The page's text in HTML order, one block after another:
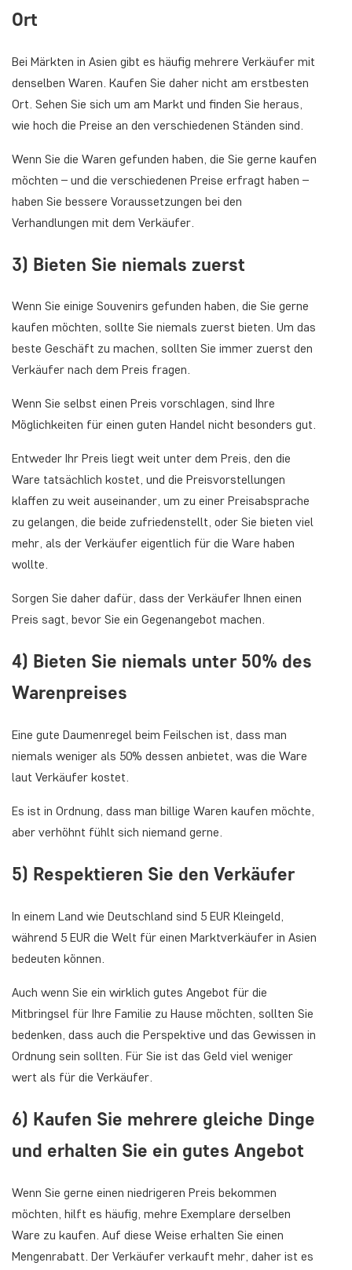
Ort
Bei Märkten in Asien gibt es häufig mehrere Verkäufer mit
denselben Waren. Kaufen Sie daher nicht am erstbesten
Ort. Sehen Sie sich um am Markt und finden Sie heraus,
wie hoch die Preise an den verschiedenen Ständen sind.
Wenn Sie die Waren gefunden haben, die Sie gerne kaufen
möchten – und die verschiedenen Preise erfragt haben –
haben Sie bessere Voraussetzungen bei den
Verhandlungen mit dem Verkäufer.
3) Bieten Sie niemals zuerst
Wenn Sie einige Souvenirs gefunden haben, die Sie gerne
kaufen möchten, sollte Sie niemals zuerst bieten. Um das
beste Geschäft zu machen, sollten Sie immer zuerst den
Verkäufer nach dem Preis fragen.
Wenn Sie selbst einen Preis vorschlagen, sind Ihre
Möglichkeiten für einen guten Handel nicht besonders gut.
Entweder Ihr Preis liegt weit unter dem Preis, den die
Ware tatsächlich kostet, und die Preisvorstellungen
klaffen zu weit auseinander, um zu einer Preisabsprache
zu gelangen, die beide zufriedenstellt, oder Sie bieten viel
mehr, als der Verkäufer eigentlich für die Ware haben
wollte.
Sorgen Sie daher dafür, dass der Verkäufer Ihnen einen
Preis sagt, bevor Sie ein Gegenangebot machen.
4) Bieten Sie niemals unter 50% des
Warenpreises
Eine gute Daumenregel beim Feilschen ist, dass man
niemals weniger als 50% dessen anbietet, was die Ware
laut Verkäufer kostet.
Es ist in Ordnung, dass man billige Waren kaufen möchte,
aber verhöhnt fühlt sich niemand gerne.
5) Respektieren Sie den Verkäufer
In einem Land wie Deutschland sind 5 EUR Kleingeld,
während 5 EUR die Welt für einen Marktverkäufer in Asien
bedeuten können.
Auch wenn Sie ein wirklich gutes Angebot für die
Mitbringsel für Ihre Familie zu Hause möchten, sollten Sie
bedenken, dass auch die Perspektive und das Gewissen in
Ordnung sein sollten. Für Sie ist das Geld viel weniger
wert als für die Verkäufer.
6) Kaufen Sie mehrere gleiche Dinge
und erhalten Sie ein gutes Angebot
Wenn Sie gerne einen niedrigeren Preis bekommen
möchten, hilft es häufig, mehre Exemplare derselben
Ware zu kaufen. Auf diese Weise erhalten Sie einen
Mengenrabatt. Der Verkäufer verkauft mehr, daher ist es